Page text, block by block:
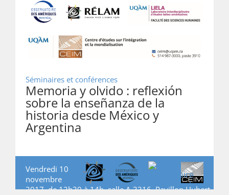
Séminaires et conférences
Memoria y olvido : reflexión
sobre la enseñanza de la
historia desde México y
Argentina
Vendredi 10
novembre
2017, de 12h30 à 14h, salle A-3316, Pavillon Hubert-